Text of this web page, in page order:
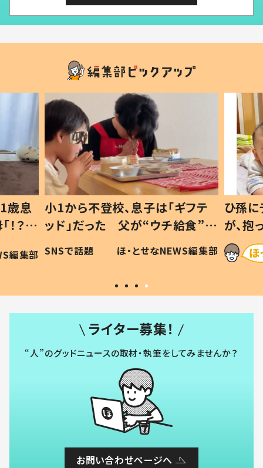
歳息
？」
編集部
小1から不登校、息子は「ギフテ
ッド」だった 父が“ウチ給食”を
作り続ける理由とは #令和の親
#令和の子
SNSで話題 ほ・とせなNEWS編集部
ひ孫
が、
「涙が
い」
ライター募集！
“人”のグッドニュースの取材・執筆をしてみませんか？
お問い合わせページへ